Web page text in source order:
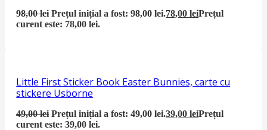
98,00lei Prețul inițial a fost: 98,00 lei.78,00leiPrețul
curent este: 78,00 lei.
Little First Sticker Book Easter Bunnies, carte cu
stickere Usborne
49,00lei Prețul inițial a fost: 49,00 lei.39,00leiPrețul
curent este: 39,00 lei.